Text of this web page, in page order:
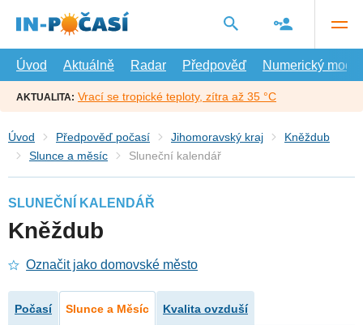
hlavní
Úvod
Aktuálně Radar Předpověď Numerický model
AKTUALITA: Vrací se tropické teploty, zítra až 35 °C
Úvod Předpověď počasí Jihomoravský kraj
Kněždub
Slunce a měsíc
Sluneční kalendář
SLUNEČNÍ KALENDÁŘ
Kněždub
Označit jako domovské město
Počasí Slunce a Měsíc Kvalita ovzduší